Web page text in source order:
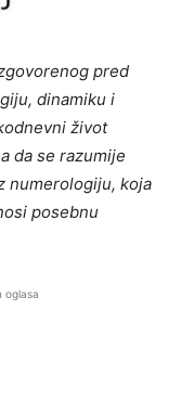
pred
dinamiku i
život
da se razumije
numerologiju, koja
posebnu
oglasa